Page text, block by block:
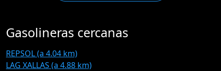
Gasolineras cercanas
REPSOL (a 4.04 km)
LAG XALLAS (a 4.88 km)